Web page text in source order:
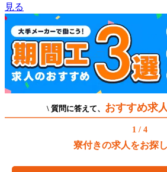
見る
\ 質問に答えて、 おすすめ求人
1 / 4
寮付きの求人をお探